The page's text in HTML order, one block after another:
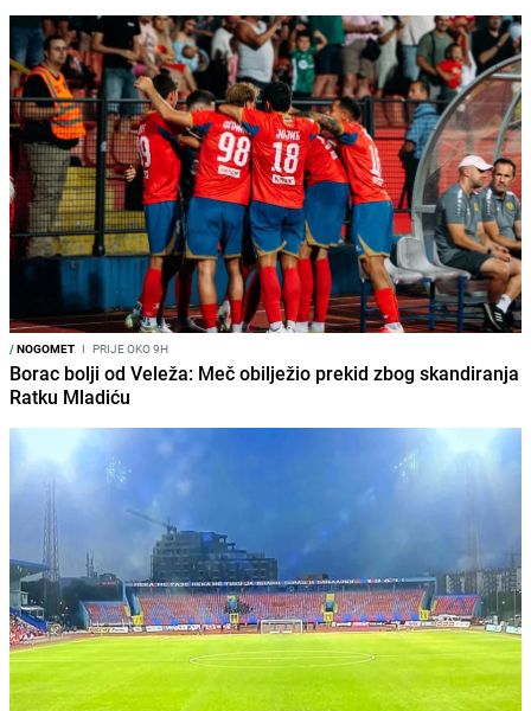
/NOGOMET I PRIJE OKO 9H
Borac bolji od Veleža: Meč obilježio prekid zbog skandiranja
Ratku Mladiću